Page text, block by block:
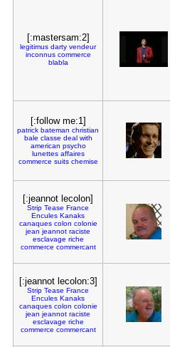
[:mastersam:2]
legitimus darty vendeur
inconnus commerce
blabla
[:follow me:1]
patrick bateman christian
bale classe deal with
american psycho
lunettes affaires
commerce suits chemise
[:jeannot lecolon]
Strip Tease France
Encules Kanaks
canaques colon colonie
jean jeannot raciste
esclavage riche
commerce commercant
[:jeannot lecolon:3]
Strip Tease France
Encules Kanaks
canaques colon colonie
jean jeannot raciste
esclavage riche
commerce commercant